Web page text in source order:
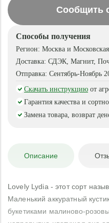
Сообщить
Способы получения
Регион: Москва и Московская
Доставка: СДЭК, Магнит,
Отправка: Сентябрь-Ноябрь
Скачать инструкцию от
Гарантия качества и
Замена товара, возврат
Описание
Lovely Lydia - этот сорт
Маленький аккуратный
букетиками малиново-